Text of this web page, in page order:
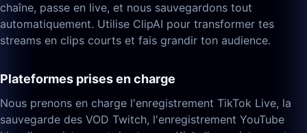
chaîne, passe en live, et nous sauvegardons tout
automatiquement. Utilise ClipAI pour transformer tes
streams en clips courts et fais grandir ton audience.
Plateformes prises en charge
Nous prenons en charge l'enregistrement TikTok Live, la
sauvegarde des VOD Twitch, l'enregistrement YouTube